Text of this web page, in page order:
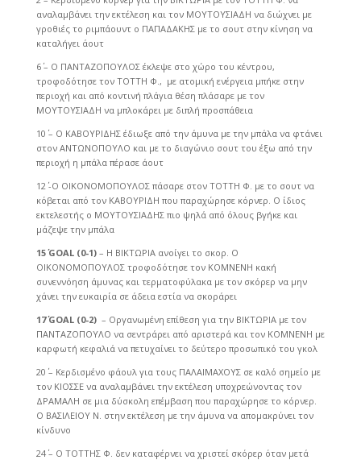
αναλαμβάνει την εκτέλεση και τον ΜΟΥΤΟΥΣΙΑΔΗ να διώχνει με
γροθιές το ριμπάουντ ο ΠΑΠΑΔΑΚΗΣ με το σουτ στην κίνηση να
καταλήγει άουτ
6΄ – Ο ΠΑΝΤΑΖΟΠΟΥΛΟΣ έκλεψε στο χώρο του κέντρου,
τροφοδότησε τον ΤΟΤΤΗ Φ., με ατομική ενέργεια μπήκε στην
περιοχή και από κοντινή πλάγια θέση πλάσαρε με τον
ΜΟΥΤΟΥΣΙΑΔΗ να μπλοκάρει με διπλή προσπάθεια
10΄ – Ο ΚΑΒΟΥΡΙΔΗΣ έδιωξε από την άμυνα με την μπάλα να φτάνει
στον ΑΝΤΩΝΟΠΟΥΛΟ και με το διαγώνιο σουτ του έξω από την
περιοχή η μπάλα πέρασε άουτ
12΄ -Ο ΟΙΚΟΝΟΜΟΠΟΥΛΟΣ πάσαρε στον ΤΟΤΤΗ Φ. με το σουτ να
κόβεται από τον ΚΑΒΟΥΡΙΔΗ που παραχώρησε κόρνερ. Ο ίδιος
εκτελεστής ο ΜΟΥΤΟΥΣΙΑΔΗΣ πιο ψηλά από όλους βγήκε και
μάζεψε την μπάλα
15΄GOAL (0-1)– Η ΒΙΚΤΩΡΙΑ ανοίγει το σκορ. Ο
ΟΙΚΟΝΟΜΟΠΟΥΛΟΣ τροφοδότησε τον ΚΟΜΝΕΝΗ κακή
συνεννόηση άμυνας και τερματοφύλακα με τον σκόρερ να μην
χάνει την ευκαιρία σε άδεια εστία να σκοράρει
17΄GOAL (0-2)– Οργανωμένη επίθεση για την ΒΙΚΤΩΡΙΑ με τον
ΠΑΝΤΑΖΟΠΟΥΛΟ να σεντράρει από αριστερά και τον ΚΟΜΝΕΝΗ με
καρφωτή κεφαλιά να πετυχαίνει το δεύτερο προσωπικό του γκολ
20΄ – Κερδισμένο φάουλ για τους ΠΑΛΑΙΜΑΧΟΥΣ σε καλό σημείο με
τον ΚΙΟΣΣΕ να αναλαμβάνει την εκτέλεση υποχρεώνοντας τον
ΔΡΑΜΑΛΗ σε μια δύσκολη επέμβαση που παραχώρησε το κόρνερ.
Ο ΒΑΣΙΛΕΙΟΥ Ν. στην εκτέλεση με την άμυνα να απομακρύνει τον
κίνδυνο
24΄ – Ο ΤΟΤΤΗΣ Φ. δεν καταφέρνει να χριστεί σκόρερ όταν μετά